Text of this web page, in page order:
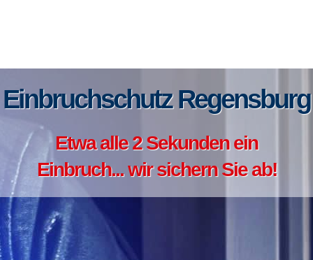
Einbruchschutz Regensburg
Etwa alle 2 Sekunden ein
Einbruch... wir sichern Sie ab!